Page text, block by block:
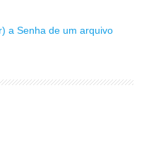
a Senha de um arquivo